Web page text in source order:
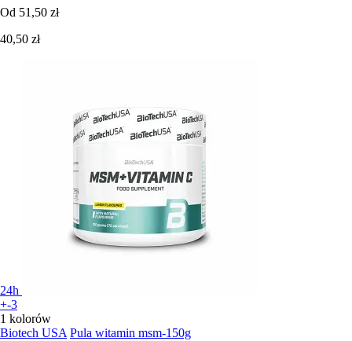
Od 51,50 zł
40,50 zł
24h
+-3
1 kolorów
Biotech USA Pula witamin msm-150g